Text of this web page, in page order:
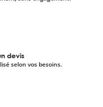
devis
selon vos besoins.